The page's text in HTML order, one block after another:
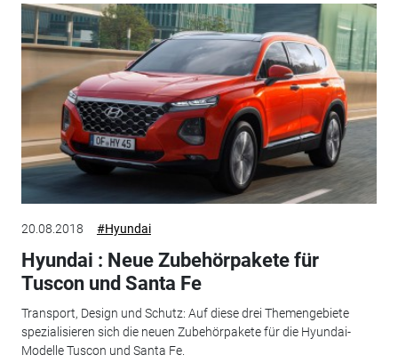
20.08.2018 #Hyundai
Hyundai : Neue Zubehörpakete für
Tuscon und Santa Fe
Transport, Design und Schutz: Auf diese drei Themengebiete
spezialisieren sich die neuen Zubehörpakete für die Hyundai-
Modelle Tuscon und Santa Fe.